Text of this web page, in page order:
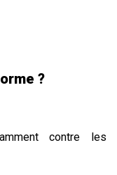
?
contre les